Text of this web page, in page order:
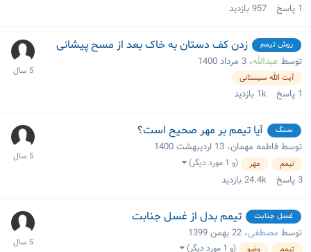
1 پاسخ 957بازدید
روش تیمم زدن کف دستان به خاک بعد از مسح پیشانی
توسط عبدالله، 3 مرداد 1400
آیت الله سیستانی
1 پاسخ 1k بازدید
سنگ آیا تیمم بر مهر صحیح است؟
توسط فاطمه مهمان، 13 اردیبهشت 1400
تیمم مهر (و 1 مورد دیگر)
3پاسخ 24.4kبازدید
غسل جنابت تیمم بدل از غسل جنابت
توسط مصطفی، 22 بهمن 1399
تیمم وضو (و 1 مورد دیگر)